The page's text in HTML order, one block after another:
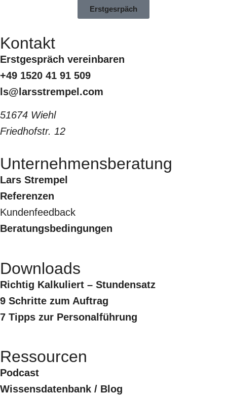
Erstgesrpäch
Kontakt
Erstgespräch vereinbaren
+49 1520 41 91 509
ls@larsstrempel.com
51674 Wiehl
Friedhofstr. 12
Unternehmensberatung
Lars Strempel
Referenzen
Kundenfeedback
Beratungsbedingungen
Downloads
Richtig Kalkuliert – Stundensatz
9 Schritte zum Auftrag
7 Tipps zur Personalführung
Ressourcen
Podcast
Wissensdatenbank / Blog